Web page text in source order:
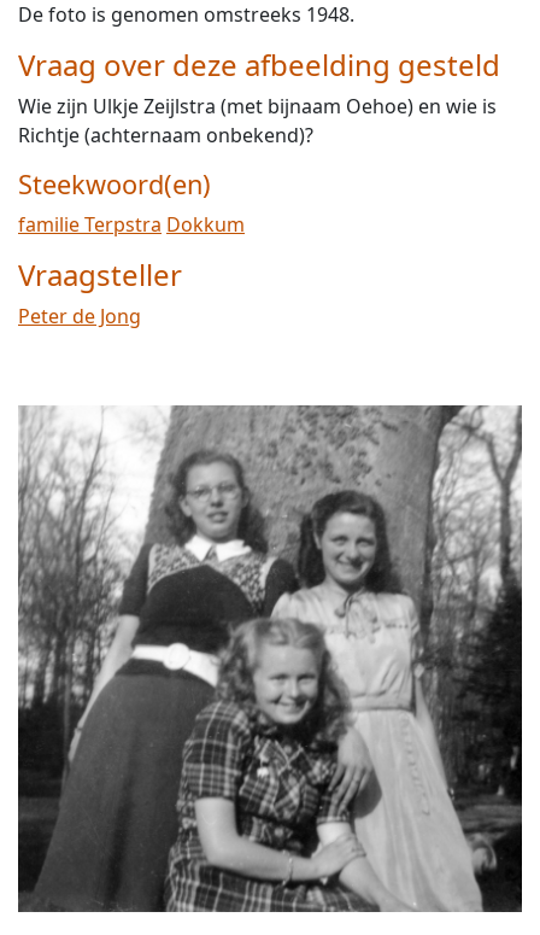
De foto is genomen omstreeks 1948.
Vraag over deze afbeelding gesteld
Wie zijn Ulkje Zeijlstra (met bijnaam Oehoe) en wie is
Richtje (achternaam onbekend)?
Steekwoord(en)
familie Terpstra Dokkum
Vraagsteller
Peter de Jong